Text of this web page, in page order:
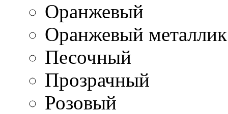
Оранжевый
Оранжевый металлик
Песочный
Прозрачный
Розовый